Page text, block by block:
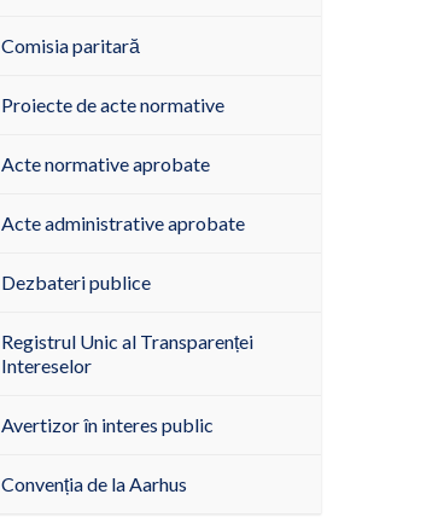
Comisia paritară
Proiecte de acte normative
Acte normative aprobate
Acte administrative aprobate
Dezbateri publice
Registrul Unic al Transparenței
Intereselor
Avertizor în interes public
Convenția de la Aarhus